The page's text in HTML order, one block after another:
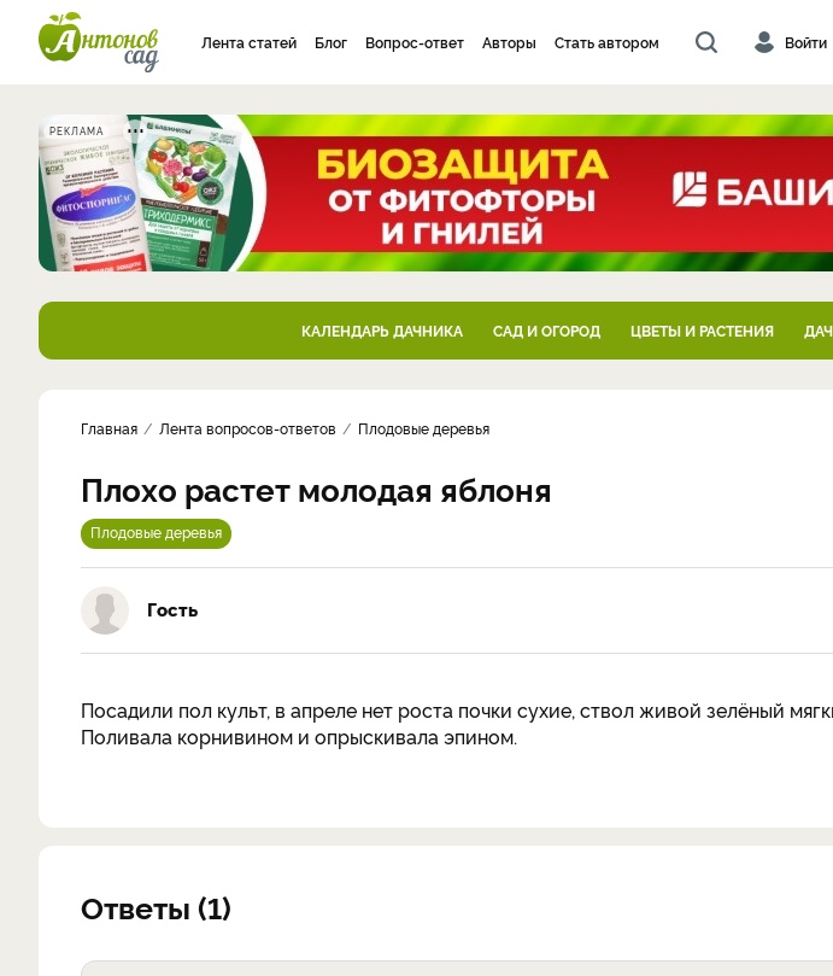
Лента статей Блог Вопрос-ответ Авторы Стать автором Войти
РЕКЛАМА
КАЛЕНДАРЬ ДАЧНИКА САД И ОГОРОД ЦВЕТЫ И РАСТЕНИЯ
Главная Лента вопросов-ответов Плодовые деревья
Плохо растет молодая яблоня
Плодовые деревья
Гость
Посадили пол культ, в апреле нет роста почки сухие, ствол живой зелёный
Поливала корнивином и опрыскивала эпином.
Ответы (1)